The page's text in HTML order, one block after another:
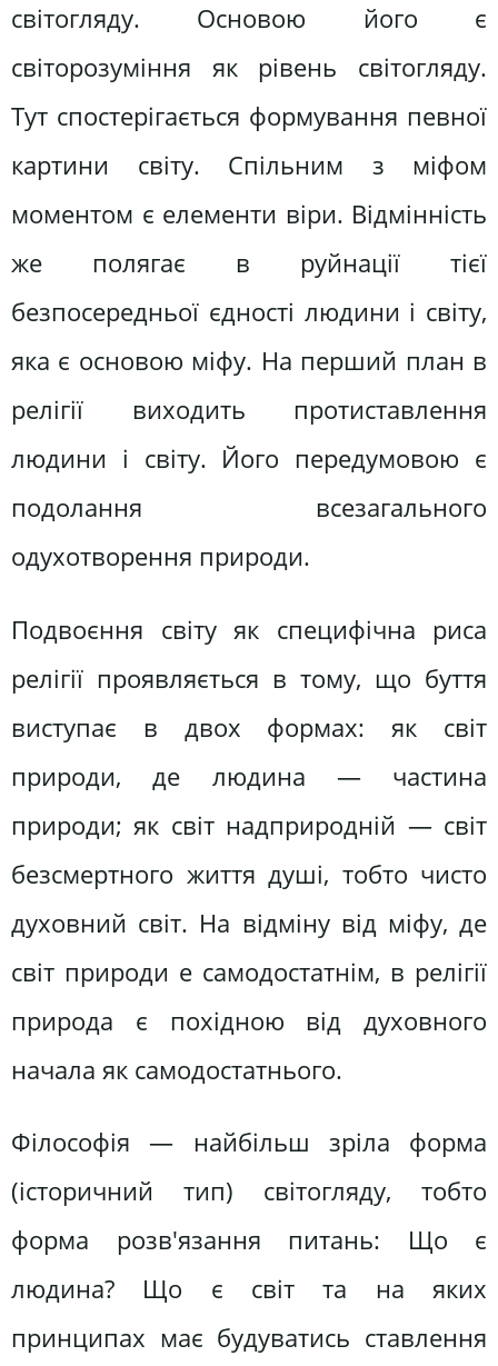
світогляду. Основою його є
світорозуміння як рівень світогляду.
Тут спостерігається формування певної
картини світу. Спільним з міфом
моментом є елементи віри. Відмінність
же полягає в руйнації тієї
безпосередньої єдності людини і світу,
яка є основою міфу. На перший план в
релігії виходить протиставлення
людини і світу. Його передумовою є
подолання всезагального
одухотворення природи.
Подвоєння світу як специфічна риса
релігії проявляється в тому, що буття
виступає в двох формах: як світ
природи, де людина — частина
природи; як світ надприродній — світ
безсмертного життя душі, тобто чисто
духовний світ. На відміну від міфу, де
світ природи е самодостатнім, в релігії
природа є похідною від духовного
начала як самодостатнього.
Філософія — найбільш зріла форма
(історичний тип) світогляду, тобто
форма розв'язання питань: Що є
людина? Що є світ та на яких
принципах має будуватись ставлення